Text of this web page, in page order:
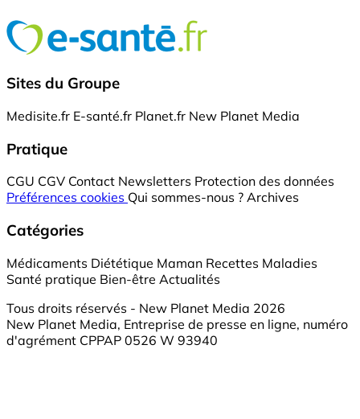
Sites du Groupe
Medisite.fr E-santé.fr Planet.fr New Planet Media
Pratique
CGU CGV Contact Newsletters Protection des données
Préférences cookies Qui sommes-nous ? Archives
Catégories
Médicaments Diététique Maman Recettes Maladies
Santé pratique Bien-être Actualités
Tous droits réservés - New Planet Media 2026
New Planet Media, Entreprise de presse en ligne, numéro
d'agrément CPPAP 0526 W 93940